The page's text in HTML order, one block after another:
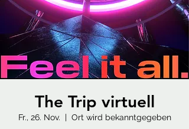
The Trip virtuell
Fr., 26. Nov.
  |
Ort wird bekanntgegeben